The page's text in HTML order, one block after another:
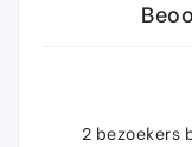
2 bezoekers